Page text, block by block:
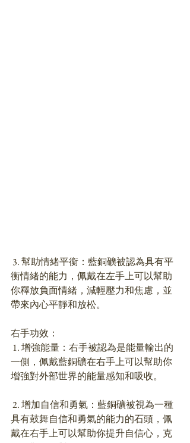
衡情緒的能力，佩戴在左手上可以幫助
你釋放負面情緒，減輕壓力和焦慮，並
帶來內心平靜和放松。
右手功效：
一側，佩戴藍銅礦在右手上可以幫助你
增強對外部世界的能量感知和吸收。
具有鼓舞自信和勇氣的能力的石頭，佩
戴在右手上可以幫助你提升自信心，克